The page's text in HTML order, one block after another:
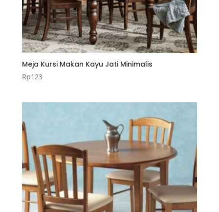
Meja Kursi Makan Kayu Jati Minimalis
Rp123